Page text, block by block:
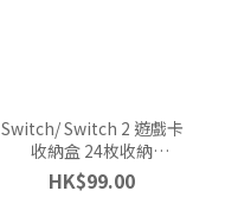
Switch/ Switch 2 遊戲卡
收納盒 24枚收納
(Pokemon Pixel Art 像素
風 紅/ 綠色, HORI)
HK$99.00